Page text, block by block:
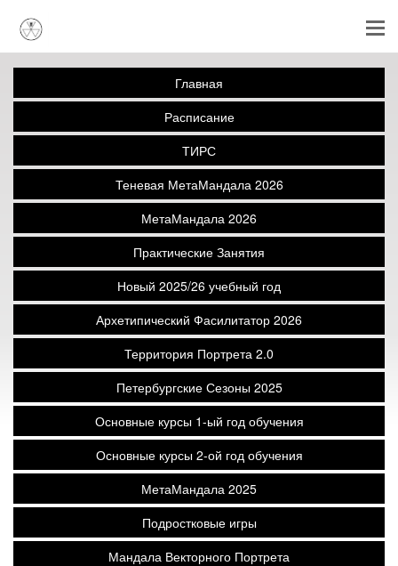
Главная
Расписание
ТИРС
Теневая МетаМандала 2026
МетаМандала 2026
Практические Занятия
Новый 2025/26 учебный год
Архетипический Фасилитатор 2026
Территория Портрета 2.0
Петербургские Сезоны 2025
Основные курсы 1-ый год обучения
Основные курсы 2-ой год обучения
МетаМандала 2025
Подростковые игры
Мандала Векторного Портрета